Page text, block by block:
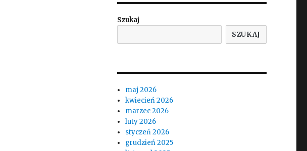
Szukaj
SZUKAJ
maj 2026
kwiecień 2026
marzec 2026
luty 2026
styczeń 2026
grudzień 2025